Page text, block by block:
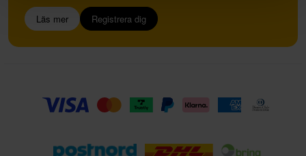
Läs mer Registrera dig